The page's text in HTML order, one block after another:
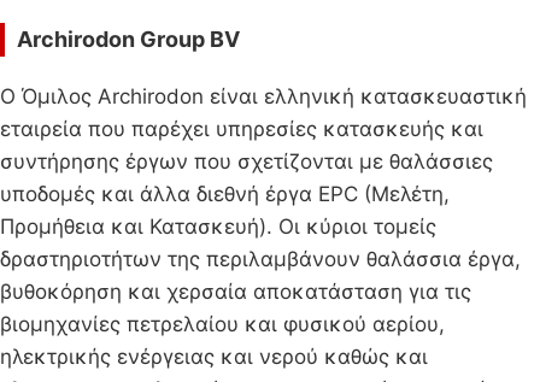
Archirodon Group BV
Ο Όμιλος Archirodon είναι ελληνική κατασκευαστική
εταιρεία που παρέχει υπηρεσίες κατασκευής και
συντήρησης έργων που σχετίζονται με θαλάσσιες
υποδομές και άλλα διεθνή έργα EPC (Μελέτη,
Προμήθεια και Κατασκευή). Οι κύριοι τομείς
δραστηριοτήτων της περιλαμβάνουν θαλάσσια έργα,
βυθοκόρηση και χερσαία αποκατάσταση για τις
βιομηχανίες πετρελαίου και φυσικού αερίου,
ηλεκτρικής ενέργειας και νερού καθώς και